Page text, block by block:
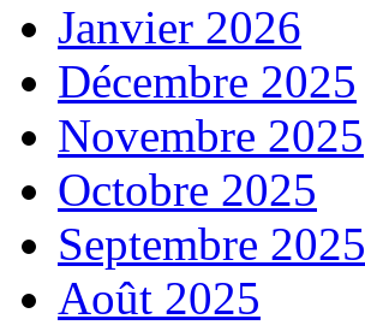
Janvier 2026
Décembre 2025
Novembre 2025
Octobre 2025
Septembre 2025
Août 2025